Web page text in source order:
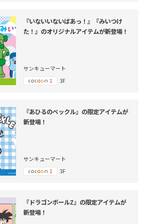
『いないいないばあっ！』『みいつけ
た！』のオリジナルアイテムが新登場！
サンキューマート
3F
『あひるのペックル』の限定アイテムが
新登場！
サンキューマート
3F
『ドラゴンボールZ』の限定アイテムが
新登場！